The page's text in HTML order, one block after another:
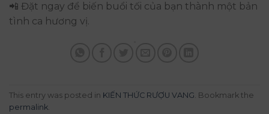
📲 Đặt ngay để biến buổi tối của bạn thành một bản
tình ca hương vị.
This entry was posted in KIẾN THỨC RƯỢU VANG . Bookmark the
permalink